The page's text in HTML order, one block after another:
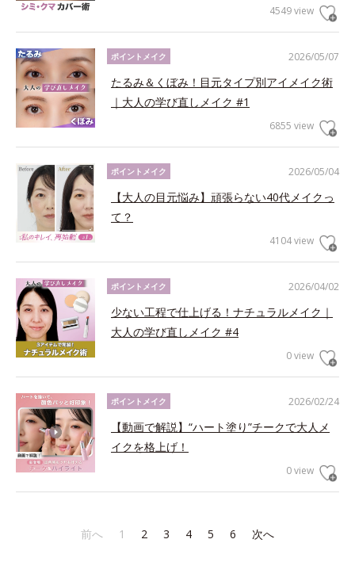
4549 view
2026/05/07
ポイントメイク
たるみ＆くぼみ！目元タイプ別アイメイク術
｜大人の学び直しメイク #1
6855 view
2026/05/04
ポイントメイク
【大人の目元悩み】頑張らない40代メイクっ
て？
4104 view
2026/04/02
ポイントメイク
少ない工程で仕上げる！ナチュラルメイク｜
大人の学び直しメイク #4
0 view
2026/02/24
ポイントメイク
【動画で解説】“ハート塗り”チークで大人メ
イクを格上げ！
0 view
前へ 1 2 3 4 5 6 次へ